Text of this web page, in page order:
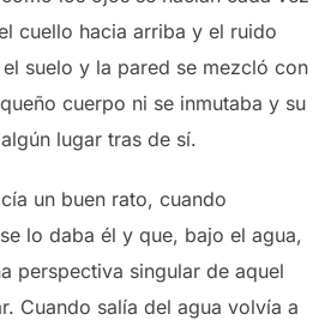
cuello hacia arriba y el ruido
suelo y la pared se mezcló con
cuerpo ni se inmutaba y su
lugar tras de sí.
un buen rato, cuando
lo daba él y que, bajo el agua,
perspectiva singular de aquel
Cuando salía del agua volvía a